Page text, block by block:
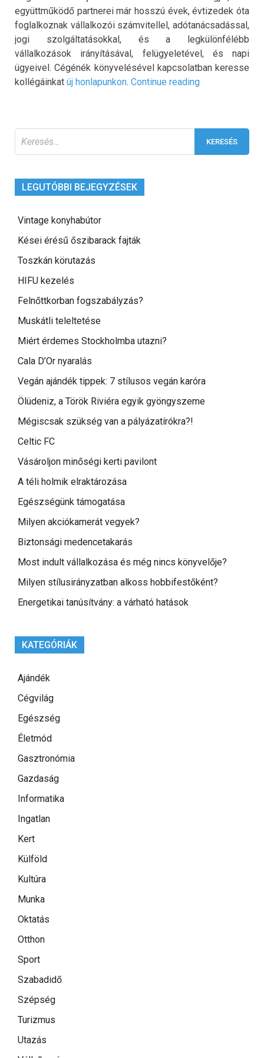
együttműködő partnerei már hosszú évek, évtizedek óta
foglalkoznak vállalkozói számvitellel, adótanácsadással,
jogi szolgáltatásokkal, és a legkülönfélébb
vállalkozások irányításával, felügyeletével, és napi
ügyeivel. Cégénék könyvelésével kapcsolatban keresse
kollégáinkat új honlapunkon. Continue reading„Könyvelés
válassza
LEGUTÓBBI BEJEGYZÉSEK
Vintage konyhabútor
Kései érésű őszibarack fajták
Toszkán körutazás
HIFU kezelés
Felnőttkorban fogszabályzás?
Muskátli teleltetése
Miért érdemes Stockholmba utazni?
Cala D’Or nyaralás
Vegán ajándék tippek: 7 stílusos vegán karóra
Ölüdeniz, a Török Riviéra egyik gyöngyszeme
Mégiscsak szükség van a pályázatírókra?!
Celtic FC
Vásároljon minőségi kerti pavilont
A téli holmik elraktározása
Egészségünk támogatása
Milyen akciókamerát vegyek?
Biztonsági medencetakarás
Most indult vállalkozása és még nincs könyvelője?
Milyen stílusirányzatban alkoss hobbifestőként?
Energetikai tanúsítvány: a várható hatások
KATEGÓRIÁK
Ajándék
Cégvilág
Egészség
Életmód
Gasztronómia
Gazdaság
Informatika
Ingatlan
Kert
Külföld
Kultúra
Munka
Oktatás
Otthon
Sport
Szabadidő
Szépség
Turizmus
Utazás